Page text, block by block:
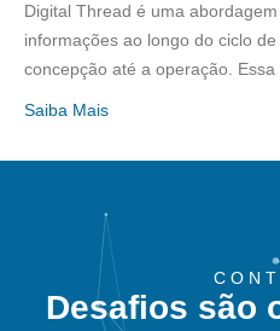
Digital Thread é uma
informações ao longo do ciclo
concepção até a operação.
Saiba Mais
Desafios são